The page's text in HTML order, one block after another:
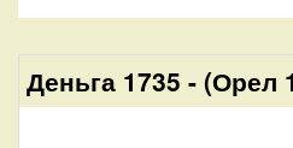
Деньга 1735 - (Орел